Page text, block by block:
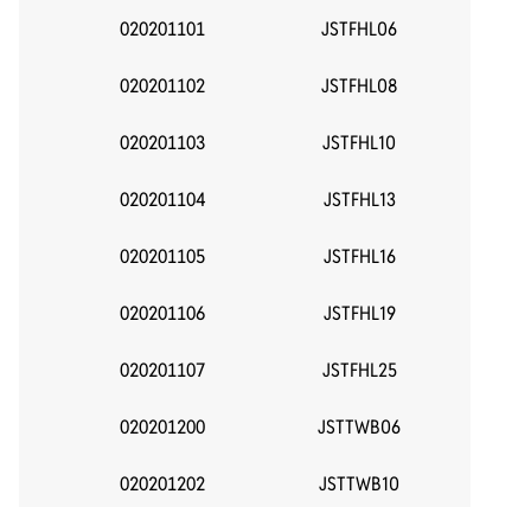
020201101 JSTFHL06
020201102 JSTFHL08
020201103 JSTFHL10
020201104 JSTFHL13
020201105 JSTFHL16
020201106 JSTFHL19
020201107 JSTFHL25
020201200 JSTTWB06
020201202 JSTTWB10